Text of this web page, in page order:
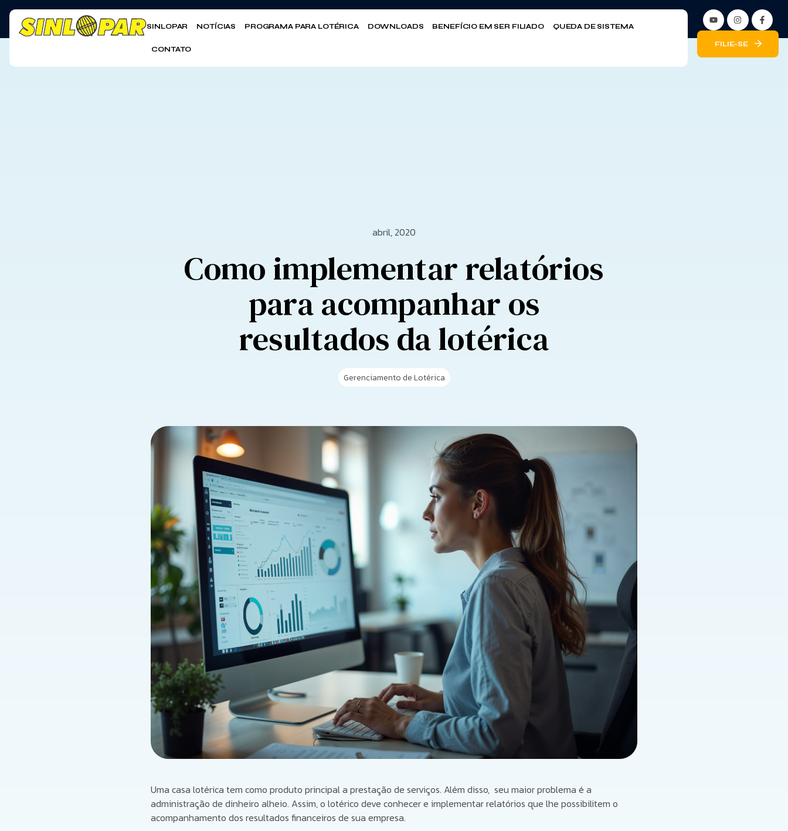
SINLOPAR NOTÍCIAS PROGRAMA PARA LOTÉRICA DOWNLOADS BENEFÍCIO EM SER FILIADO QUEDA DE SISTEMA
CONTATO
FILIE-SE
abril, 2020
Como implementar relatórios
para acompanhar os
resultados da lotérica
Gerenciamento de Lotérica
Uma casa lotérica tem como produto principal a prestação de serviços. Além disso, seu maior problema é a
administração de dinheiro alheio. Assim, o lotérico deve conhecer e implementar relatórios que lhe possibilitem o
acompanhamento dos resultados financeiros de sua empresa.